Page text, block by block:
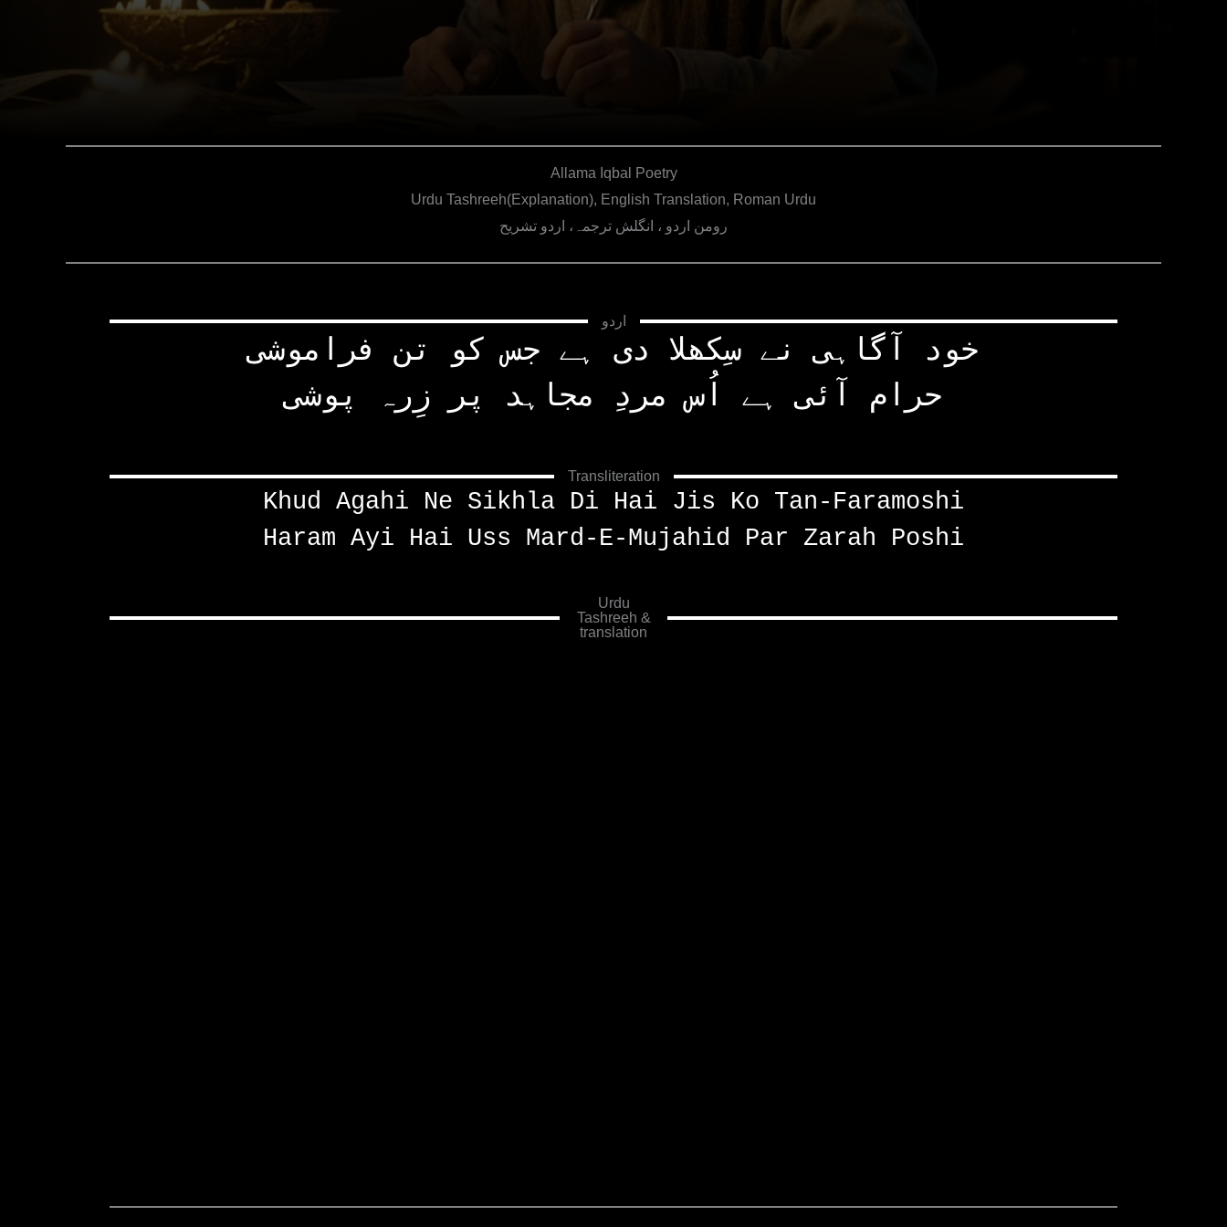
Allama Iqbal Poetry
Urdu Tashreeh(Explanation), English Translation, Roman Urdu
رومن اردو ، انگلش ترجمہ، اردو تشریح
اردو
خود آگاہی نے سِکھلا دی ہے جس کو تن فراموشی
حرام آئی ہے اُس مردِ مجاہد پر زِرہ پوشی
Transliteration
Khud Agahi Ne Sikhla Di Hai Jis Ko Tan-Faramoshi
Haram Ayi Hai Uss Mard-E-Mujahid Par Zarah Poshi
Urdu
Tashreeh &
translation